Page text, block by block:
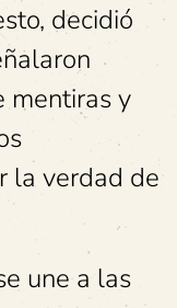
decidió
mentiras y
la verdad de
une a las